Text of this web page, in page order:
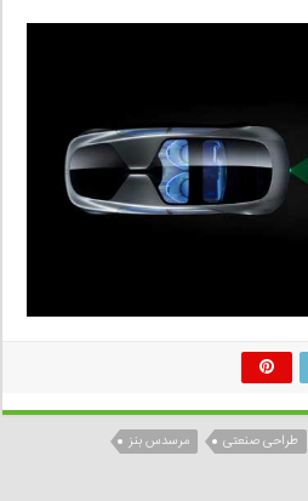
طراحی صنعتی مرسدس بنز